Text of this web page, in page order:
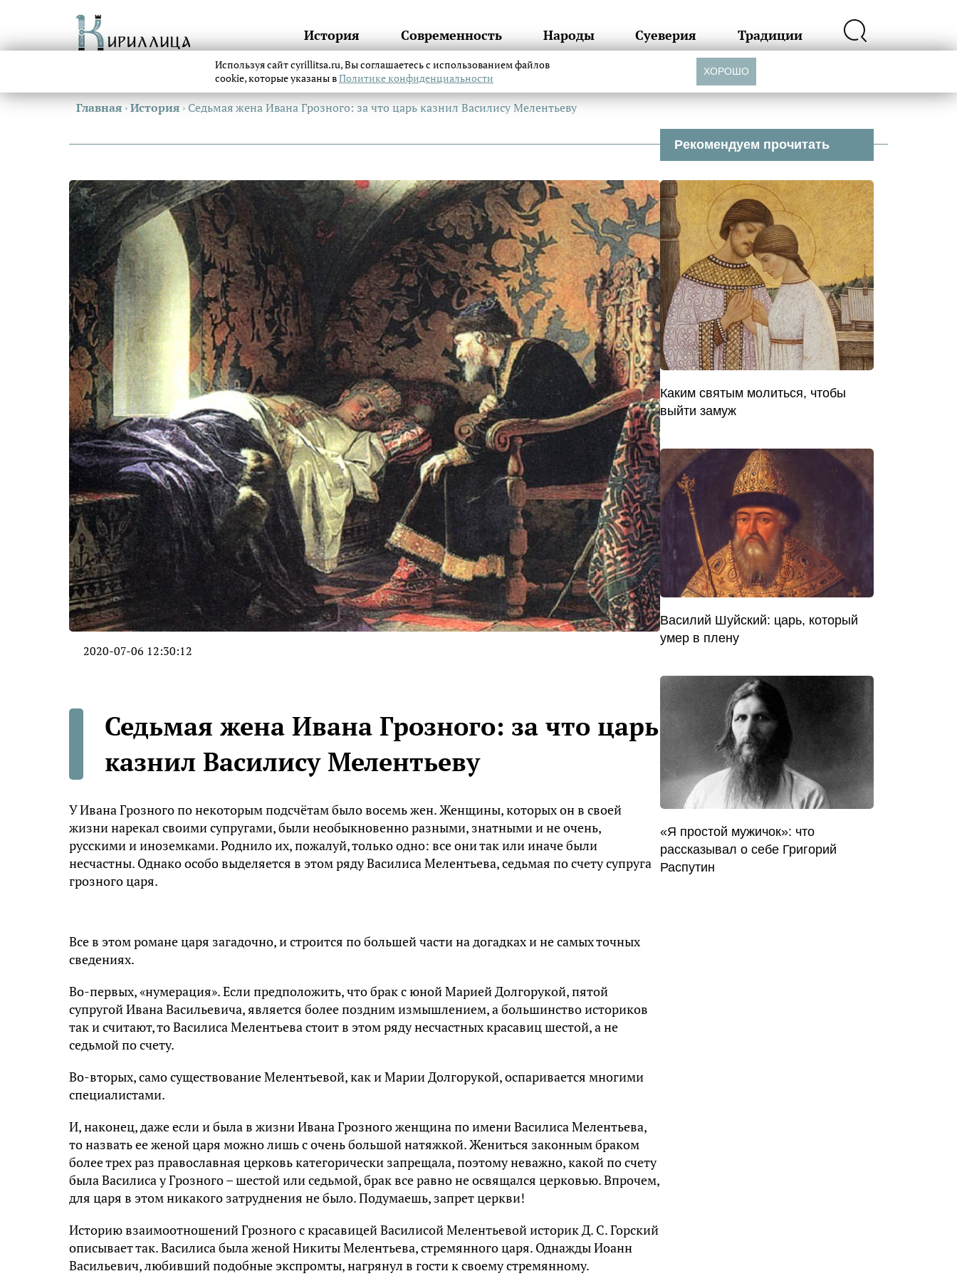
История Современность Народы Суеверия Традиции
Главная ›История ›Седьмая жена Ивана Грозного: за что царь казнил Василису Мелентьеву
2020-07-06 12:30:12
Седьмая жена Ивана Грозного: за что царь
казнил Василису Мелентьеву
У Ивана Грозного по некоторым подсчётам было восемь жен. Женщины, которых он в своей
жизни нарекал своими супругами, были необыкновенно разными, знатными и не очень,
русскими и иноземками. Роднило их, пожалуй, только одно: все они так или иначе были
несчастны. Однако особо выделяется в этом ряду Василиса Мелентьева, седьмая по счету супруга
грозного царя.
Все в этом романе царя загадочно, и строится по большей части на догадках и не самых точных
сведениях.
Во-первых, «нумерация». Если предположить, что брак с юной Марией Долгорукой, пятой
супругой Ивана Васильевича, является более поздним измышлением, а большинство историков
так и считают, то Василиса Мелентьева стоит в этом ряду несчастных красавиц шестой, а не
седьмой по счету.
Во-вторых, само существование Мелентьевой, как и Марии Долгорукой, оспаривается многими
специалистами.
И, наконец, даже если и была в жизни Ивана Грозного женщина по имени Василиса Мелентьева,
то назвать ее женой царя можно лишь с очень большой натяжкой. Жениться законным браком
более трех раз православная церковь категорически запрещала, поэтому неважно, какой по счету
была Василиса у Грозного – шестой или седьмой, брак все равно не освящался церковью. Впрочем,
для царя в этом никакого затруднения не было. Подумаешь, запрет церкви!
Историю взаимоотношений Грозного с красавицей Василисой Мелентьевой историк Д. С. Горский
описывает так. Василиса была женой Никиты Мелентьева, стремянного царя. Однажды Иоанн
Васильевич, любивший подобные экспромты, нагрянул в гости к своему стремянному.
Рекомендуем прочитать
Каким святым молиться, чтобы
выйти замуж
Василий Шуйский: царь, который
умер в плену
«Я простой мужичок»: что
рассказывал о себе Григорий
Распутин
Используя сайт cyrillitsa.ru, Вы соглашаетесь с использованием файлов
cookie, которые указаны вПолитике конфиденциальности ХОРОШО